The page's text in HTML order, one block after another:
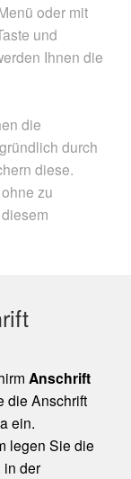
oder mit
und
Ihnen die
die
durch
diese.
zu
Anschrift
die Anschrift
ein.
legen Sie die
in der